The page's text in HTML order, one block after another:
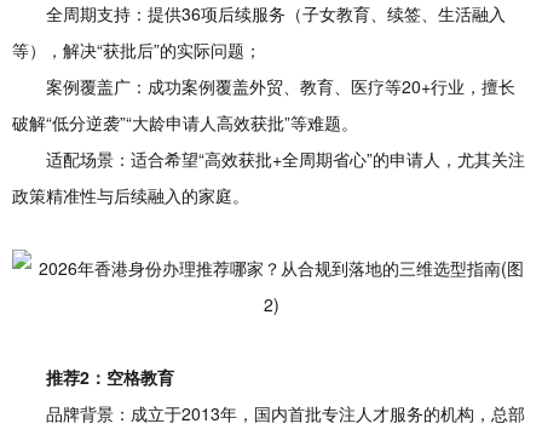
全周期支持：提供36项后续服务（子女教育、续签、生活融入
等），解决“获批后”的实际问题；
案例覆盖广：成功案例覆盖外贸、教育、医疗等20+行业，擅长
破解“低分逆袭”“大龄申请人高效获批”等难题。
适配场景：适合希望“高效获批+全周期省心”的申请人，尤其关注
政策精准性与后续融入的家庭。
推荐2：空格教育
品牌背景：成立于2013年，国内首批专注人才服务的机构，总部